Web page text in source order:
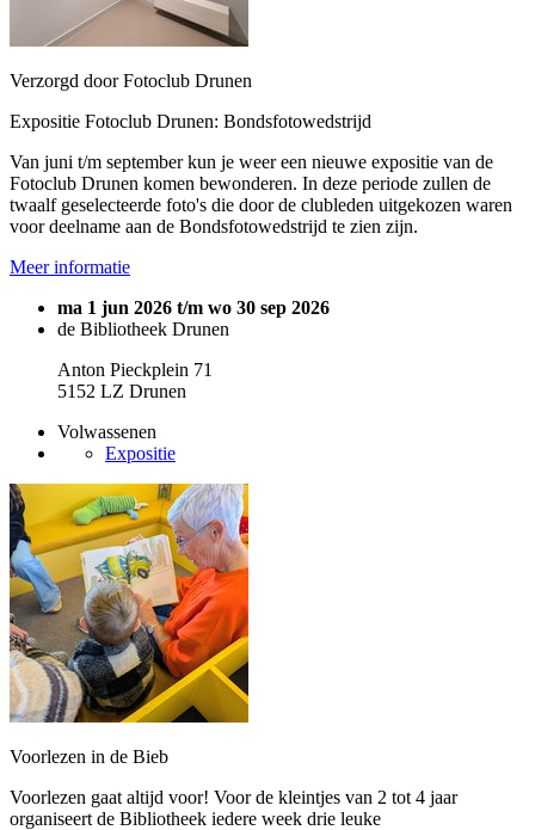
Verzorgd door Fotoclub Drunen
Expositie Fotoclub Drunen: Bondsfotowedstrijd
Van juni t/m september kun je weer een nieuwe expositie van de
Fotoclub Drunen komen bewonderen. In deze periode zullen de
twaalf geselecteerde foto's die door de clubleden uitgekozen waren
voor deelname aan de Bondsfotowedstrijd te zien zijn.
Meer informatie
ma 1 jun 2026 t/m wo 30 sep 2026
de Bibliotheek Drunen
Anton Pieckplein 71
5152 LZ Drunen
Volwassenen
Expositie
Voorlezen in de Bieb
Voorlezen gaat altijd voor! Voor de kleintjes van 2 tot 4 jaar
organiseert de Bibliotheek iedere week drie leuke